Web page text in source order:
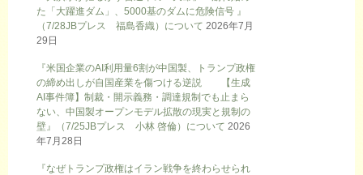
た「大躍進ダム」、5000基のダムに危険信号 』
（7/28JBプレス 福島香織）について 2026年7月
29日
『米国企業のAI利用量6割が中国製、トランプ政権
の締め出しが自国産業を傷つける逆説 【生成
AI事件簿】制裁・開示義務・調達規制でも止まら
ない、中国製オープンモデル拡散の現実と規制の
壁』（7/25JBプレス 小林 啓倫）について 2026
年7月28日
『なぜトランプ政権はイラン戦争を終わらせられ